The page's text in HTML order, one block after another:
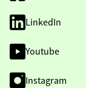
LinkedIn
Youtube
Instagram